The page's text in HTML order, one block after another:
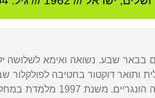
בבאר שבע. נשואה ואימא